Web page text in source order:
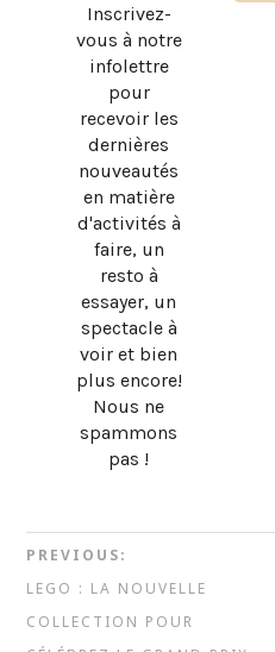
Inscrivez-
vous à notre
infolettre
pour
recevoir les
dernières
nouveautés
en matière
d'activités à
faire, un
resto à
essayer, un
spectacle à
voir et bien
plus encore!
Nous ne
spammons
pas !
PREVIOUS:
LEGO : LA NOUVELLE
COLLECTION POUR